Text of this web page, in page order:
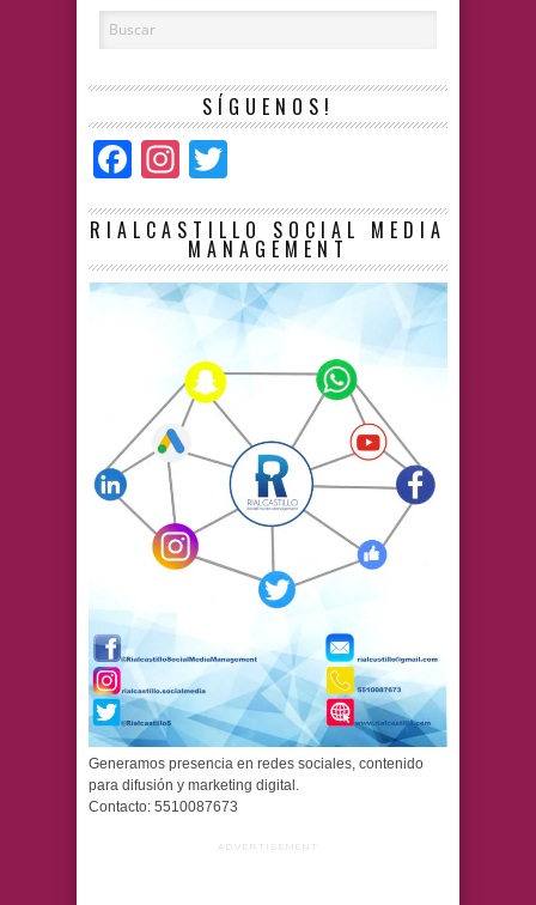
SÍGUENOS!
Facebook
Instagram
RIALCASTILLO SOCIAL MEDIA
MANAGEMENT
Generamos presencia en redes sociales, contenido
para difusión y marketing digital.
Contacto: 5510087673
ADVERTISEMENT